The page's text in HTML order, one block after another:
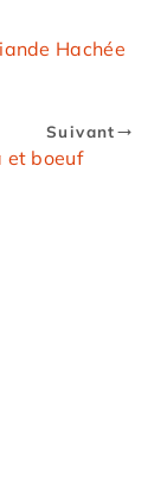
Hachée
Suivant
et boeuf